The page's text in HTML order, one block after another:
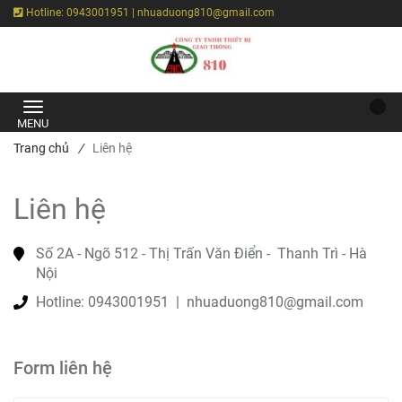
Liên hệ
Số 2A - Ngõ 512 - Thị Trấn Văn Điển -  Thanh Trì - Hà
Nội
Hotline: 0943001951  |  nhuaduong810@gmail.com
Form liên hệ
Trang chủ / Liên hệ
Hotline: 0943001951 | nhuaduong810@gmail.com